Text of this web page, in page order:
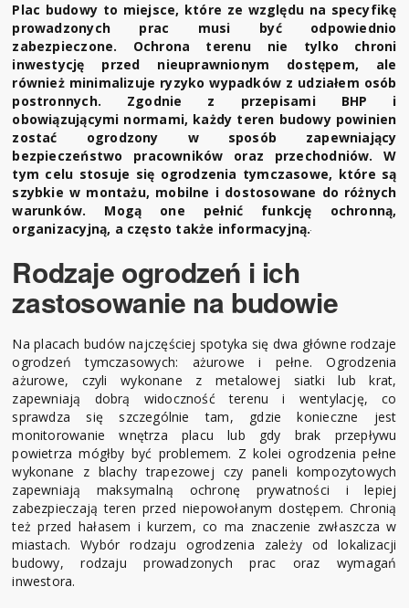
Plac budowy to miejsce, które ze względu na specyfikę
prowadzonych prac musi być odpowiednio
zabezpieczone. Ochrona terenu nie tylko chroni
inwestycję przed nieuprawnionym dostępem, ale
również minimalizuje ryzyko wypadków z udziałem osób
postronnych. Zgodnie z przepisami BHP i
obowiązującymi normami, każdy teren budowy powinien
zostać ogrodzony w sposób zapewniający
bezpieczeństwo pracowników oraz przechodniów. W
tym celu stosuje się ogrodzenia tymczasowe, które są
szybkie w montażu, mobilne i dostosowane do różnych
warunków. Mogą one pełnić funkcję ochronną,
organizacyjną, a często także informacyjną.
Rodzaje ogrodzeń i ich
zastosowanie na budowie
Na placach budów najczęściej spotyka się dwa główne rodzaje
ogrodzeń tymczasowych: ażurowe i pełne. Ogrodzenia
ażurowe, czyli wykonane z metalowej siatki lub krat,
zapewniają dobrą widoczność terenu i wentylację, co
sprawdza się szczególnie tam, gdzie konieczne jest
monitorowanie wnętrza placu lub gdy brak przepływu
powietrza mógłby być problemem. Z kolei ogrodzenia pełne
wykonane z blachy trapezowej czy paneli kompozytowych
zapewniają maksymalną ochronę prywatności i lepiej
zabezpieczają teren przed niepowołanym dostępem. Chronią
też przed hałasem i kurzem, co ma znaczenie zwłaszcza w
miastach. Wybór rodzaju ogrodzenia zależy od lokalizacji
budowy, rodzaju prowadzonych prac oraz wymagań
inwestora.